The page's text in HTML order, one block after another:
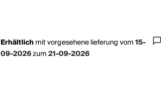
Erhältlich mitvorgesehene lieferung vom15-
09-2026zum21-09-2026